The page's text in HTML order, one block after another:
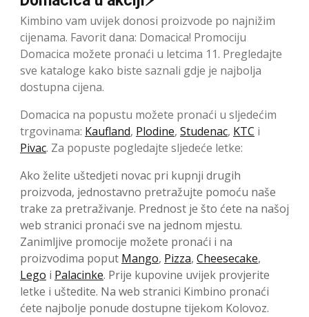
Kimbino vam uvijek donosi proizvode po najnižim
cijenama. Favorit dana: Domacica! Promociju
Domacica možete pronaći u letcima 11. Pregledajte
sve kataloge kako biste saznali gdje je najbolja
dostupna cijena.
Domacica na popustu možete pronaći u sljedećim
trgovinama: Kaufland, Plodine, Studenac, KTC i
Pivac. Za popuste pogledajte sljedeće letke:
Ako želite uštedjeti novac pri kupnji drugih
proizvoda, jednostavno pretražujte pomoću naše
trake za pretraživanje. Prednost je što ćete na našoj
web stranici pronaći sve na jednom mjestu.
Zanimljive promocije možete pronaći i na
proizvodima poput Mango, Pizza, Cheesecake,
Lego i Palacinke. Prije kupovine uvijek provjerite
letke i uštedite. Na web stranici Kimbino pronaći
ćete najbolje ponude dostupne tijekom Kolovoz.